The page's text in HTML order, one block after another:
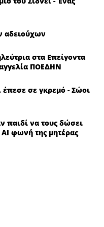
αδειούχων
στα Επείγοντα
ΠΟΕΔΗΝ
έπεσε σε γκρεμό - Σώοι
παιδί να τους δώσει
φωνή της μητέρας